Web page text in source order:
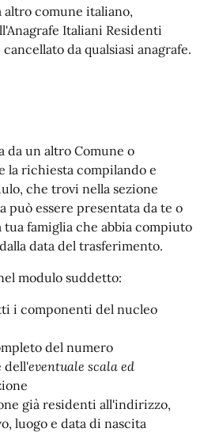
comune italiano,
Italiani Residenti
da qualsiasi anagrafe.
da un altro Comune o
la richiesta compilando e
che trovi nella sezione
può essere presentata da te o
famiglia che abbia compiuto
data del trasferimento.
modulo suddetto:
i componenti del nucleo
del numero
dell'eventuale scala ed
già residenti all'indirizzo,
luogo e data di nascita